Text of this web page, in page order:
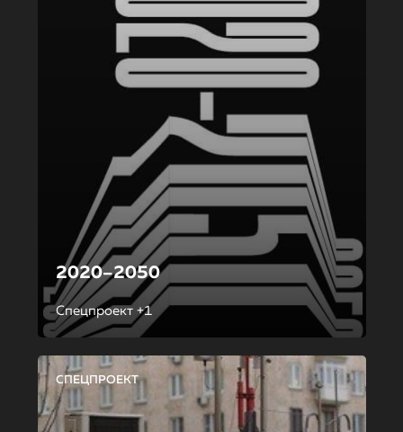
2020–2050
Спецпроект +1
СПЕЦПРОЕКТ